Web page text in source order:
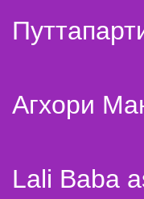
Агхори
Lali Baba